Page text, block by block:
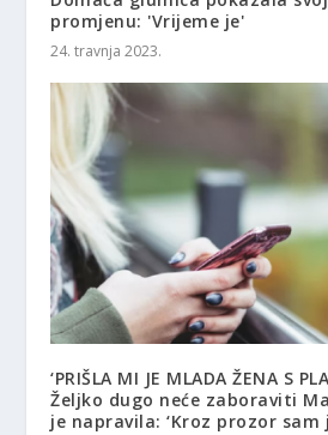
promjenu: 'Vrijeme je'
24. travnja 2023.
‘PRIŠLA MI JE MLADA ŽENA S
Željko dugo neće zaboraviti
je napravila: ‘Kroz prozor sam